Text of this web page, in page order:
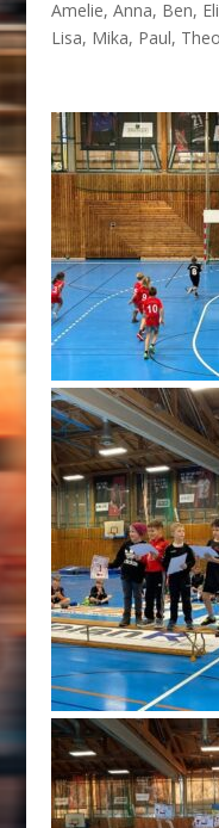
Amelie, Anna, Ben,
Lisa, Mika, Paul, Theo